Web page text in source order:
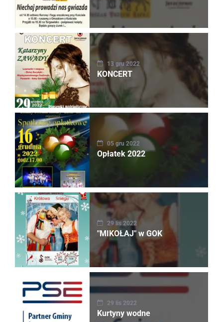
13 gru 2022
KONCERT
05 gru 2022
Opłatek 2022
29 lis 2022
"MIKOŁAJ" w GOK
29 lis 2022
Kurtyny wodne